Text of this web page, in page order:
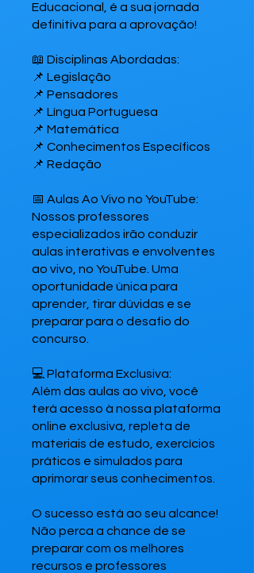
Educacional, é a sua jornada
definitiva para a aprovação!
📖 Disciplinas Abordadas:
📌 Legislação
📌 Pensadores
📌 Língua Portuguesa
📌 Matemática
📌 Conhecimentos Específicos
📌 Redação
📅 Aulas Ao Vivo no YouTube:
Nossos professores
especializados irão conduzir
aulas interativas e envolventes
ao vivo, no YouTube. Uma
oportunidade única para
aprender, tirar dúvidas e se
preparar para o desafio do
concurso.
💻 Plataforma Exclusiva:
Além das aulas ao vivo, você
terá acesso à nossa plataforma
online exclusiva, repleta de
materiais de estudo, exercícios
práticos e simulados para
aprimorar seus conhecimentos.
O sucesso está ao seu alcance!
Não perca a chance de se
preparar com os melhores
recursos e professores